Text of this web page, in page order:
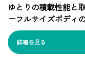
ゆとりの積載性能と
ーフルサイズボディ
詳細を見る